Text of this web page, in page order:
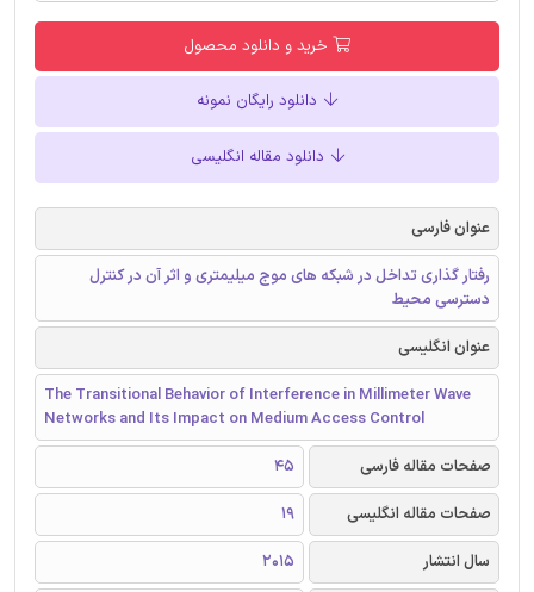
خرید و دانلود محصول
دانلود رایگان نمونه
دانلود مقاله انگلیسی
عنوان فارسی
رفتار گذاری تداخل در شبکه های موج میلیمتری و اثر آن در کنترل
دسترسی محیط
عنوان انگلیسی
The Transitional Behavior of Interference in Millimeter Wave
Networks and Its Impact on Medium Access Control
صفحات مقاله فارسی
45
صفحات مقاله انگلیسی
19
سال انتشار
2015